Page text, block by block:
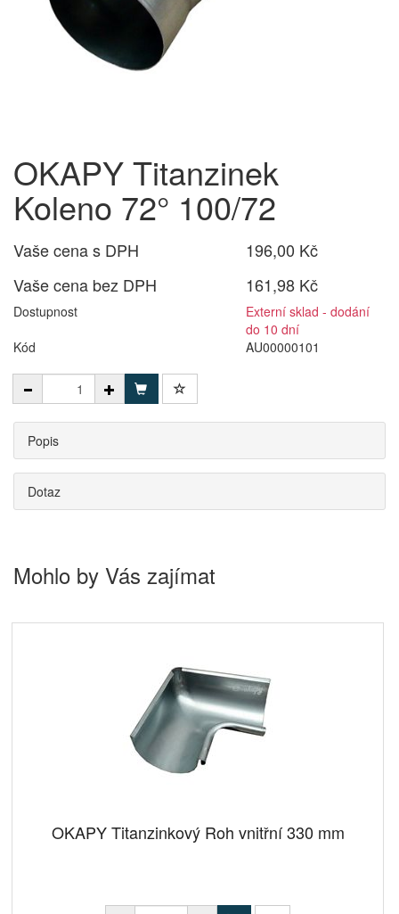
OKAPY Titanzinek
Koleno 72° 100/72
Vaše cena s DPH
196,00 Kč
Vaše cena bez DPH
161,98 Kč
Dostupnost
Externí sklad - dodání
do 10 dní
Kód
AU00000101
Popis
Dotaz
Mohlo by Vás zajímat
OKAPY Titanzinkový Roh vnitřní 330 mm